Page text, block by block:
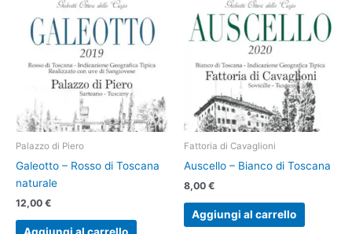
possono
essere
scelte
nella
pagina
prodotto
Palazzo di Piero
Galeotto – Rosso di Toscana
naturale
12,00 €
Aggiungi al carrello
Fattoria di Cavaglioni
Auscello – Bianco di Toscana
8,00 €
Aggiungi al carrello